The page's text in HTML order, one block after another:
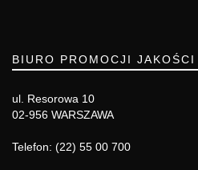
BIURO PROMOCJI
ul. Resorowa 10
02-956 WARSZAWA
Telefon: (22) 55 00 700